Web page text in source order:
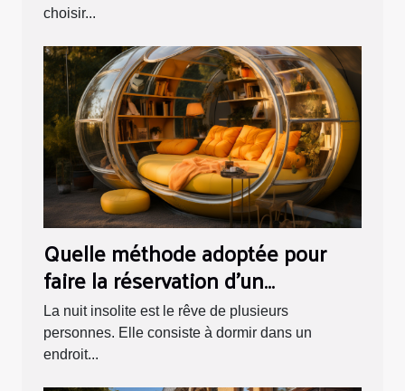
choisir...
Quelle méthode adoptée pour
faire la réservation d’un
hébergement insolite ?
La nuit insolite est le rêve de plusieurs
personnes. Elle consiste à dormir dans un
endroit...